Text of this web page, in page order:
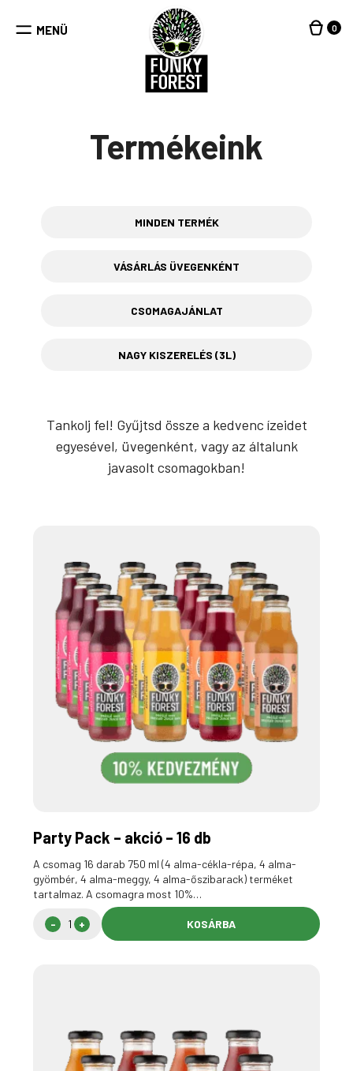
MENÜ 0
Termékeink
MINDEN TERMÉK
VÁSÁRLÁS ÜVEGENKÉNT
CSOMAGAJÁNLAT
NAGY KISZERELÉS (3L)
Tankolj fel! Gyűjtsd össze a kedvenc ízeidet
egyesével, üvegenként, vagy az általunk
javasolt csomagokban!
Party Pack – akció – 16 db
A csomag 16 darab 750 ml (4 alma-cékla-répa, 4 alma-
gyömbér, 4 alma-meggy, 4 alma-őszibarack) terméket
tartalmaz. A csomagra most 10%…
KOSÁRBA